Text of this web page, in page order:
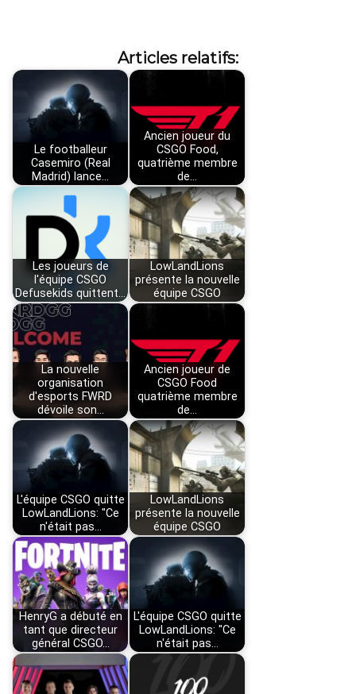
Articles relatifs:
Le footballeur
Casemiro (Real
Madrid) lance…
Ancien joueur du
CSGO Food,
quatrième membre
de…
Les joueurs de
l'équipe CSGO
Defusekids quittent…
LowLandLions
présente la nouvelle
équipe CSGO
La nouvelle
organisation
d'esports FWRD
dévoile son…
Ancien joueur de
CSGO Food
quatrième membre
de…
L'équipe CSGO quitte
LowLandLions: "Ce
n'était pas…
LowLandLions
présente la nouvelle
équipe CSGO
HenryG a débuté en
tant que directeur
général CSGO…
L'équipe CSGO quitte
LowLandLions: "Ce
n'était pas…